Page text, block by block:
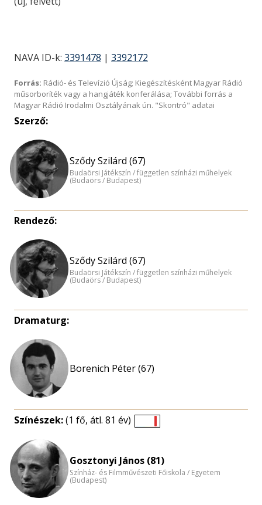
NAVA ID-k: 3391478 | 3392172
Forrás: Rádió- és Televízió Újság; Kiegészítésként Magyar Rádió
műsorboríték vagy a hangjáték konferálása; További forrás a
Magyar Rádió Irodalmi Osztályának ún. "Skontró" adatai
Szerző:
Sződy Szilárd (67)
Budaörsi Játékszín / független színházi műhelyek
(Budaörs / Budapest)
Rendező:
Sződy Szilárd (67)
Budaörsi Játékszín / független színházi műhelyek
(Budaörs / Budapest)
Dramaturg:
Borenich Péter (67)
Színészek:(1 fő, átl. 81 év)
nagyítása
Gosztonyi János (81)
Színház- és Filmművészeti Főiskola / Egyetem
(Budapest)